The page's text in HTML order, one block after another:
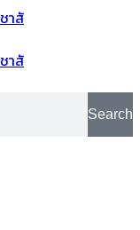
Search